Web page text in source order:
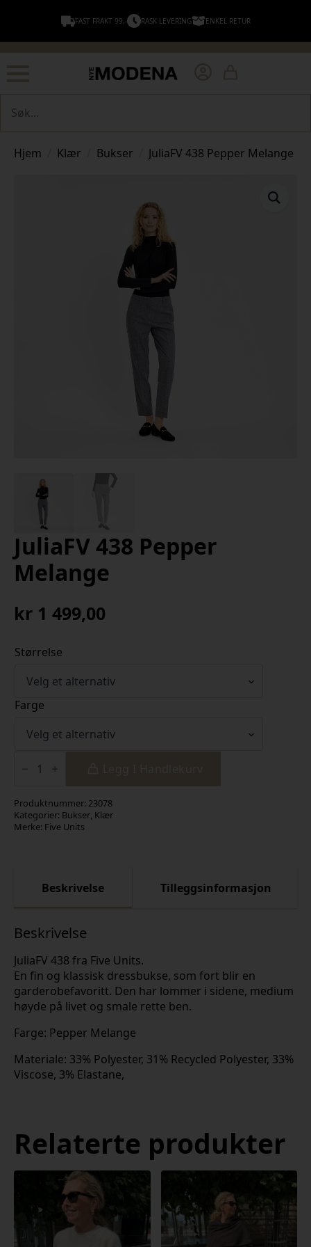
FAST FRAKT 99,- RASK LEVERING ENKEL RETUR
Hjem Klær Bukser JuliaFV 438 Pepper Melange
JuliaFV 438 Pepper
Melange
kr 1 499,00
Størrelse
Farge
antall
Produktnummer: 23078
Kategorier: Bukser, Klær
Merke: Five Units
Beskrivelse Tilleggsinformasjon
Beskrivelse
JuliaFV 438 fra Five Units.
En fin og klassisk dressbukse, som fort blir en
garderobefavoritt. Den har lommer i sidene, medium
høyde på livet og smale rette ben.
Farge: Pepper Melange
Materiale: 33% Polyester, 31% Recycled Polyester, 33%
Viscose, 3% Elastane,
Relaterte produkter